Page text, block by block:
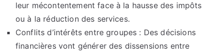
leur mécontentement face à la hausse des impôts
ou à la réduction des services.
Conflits d’intérêts entre groupes : Des décisions
financières vont générer des dissensions entre